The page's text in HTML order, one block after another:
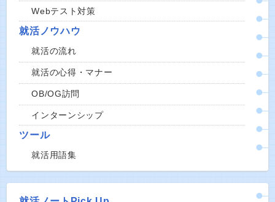
Webテスト対策
就活ノウハウ
就活の流れ
就活の心得・マナー
OB/OG訪問
インターンシップ
ツール
就活用語集